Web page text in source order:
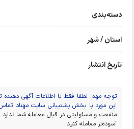
دسته‌بندی
استان / شهر
تاریخ انتشار
توجه مهم: لطفا فقط با اطلاعات آگهی دهنده
این مورد با بخش پشتیبانی سایت مهناد
منفعت و مسئولیتی در قبال معامله شما
آسوده‌تر معامله کنید.